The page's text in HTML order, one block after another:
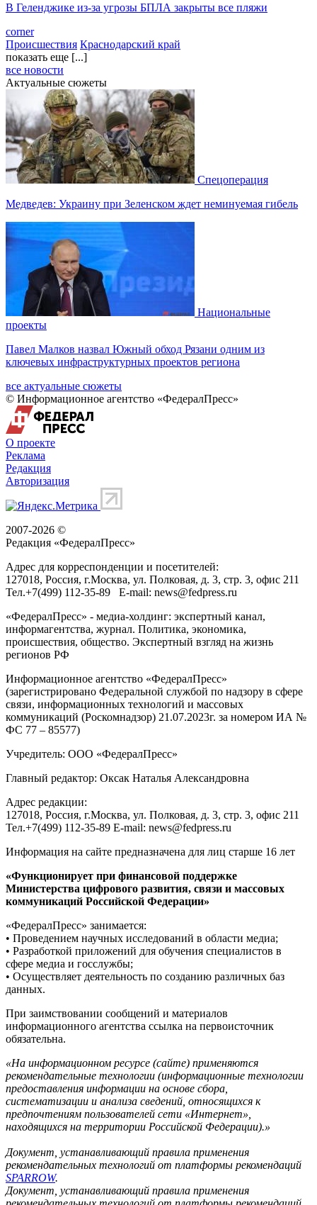
В Геленджике из-за угрозы БПЛА закрыты все пляжи
corner
Происшествия Краснодарский край
показать еще [...]
все новости
Актуальные сюжеты
Спецоперация
Медведев: Украину при Зеленском ждет неминуемая гибель
Национальные
проекты
Павел Малков назвал Южный обход Рязани одним из
ключевых инфраструктурных проектов региона
все актуальные сюжеты
© Информационное агентство «ФедералПресс»
О проекте
Реклама
Редакция
Авторизация
2007-2026 ©
Редакция «ФедералПресс»
Адрес для корреспонденции и посетителей:
127018, Россия, г.Москва, ул. Полковая, д. 3, стр. 3, офис 211
Тел.+7(499) 112-35-89 E-mail: news@fedpress.ru
«ФедералПресс» - медиа-холдинг: экспертный канал,
информагентства, журнал. Политика, экономика,
происшествия, общество. Экспертный взгляд на жизнь
регионов РФ
Информационное агентство «ФедералПресс»
(зарегистрировано Федеральной службой по надзору в сфере
связи, информационных технологий и массовых
коммуникаций (Роскомнадзор) 21.07.2023г. за номером ИА №
ФС 77 – 85577)
Учредитель: ООО «ФедералПресс»
Главный редактор: Оксак Наталья Александровна
Адрес редакции:
127018, Россия, г.Москва, ул. Полковая, д. 3, стр. 3, офис 211
Тел.+7(499) 112-35-89 E-mail: news@fedpress.ru
Информация на сайте предназначена для лиц старше 16 лет
«Функционирует при финансовой поддержке
Министерства цифрового развития, связи и массовых
коммуникаций Российской Федерации»
«ФедералПресс» занимается:
• Проведением научных исследований в области медиа;
• Разработкой приложений для обучения специалистов в
сфере медиа и госслужбы;
• Осуществляет деятельность по созданию различных баз
данных.
При заимствовании сообщений и материалов
информационного агентства ссылка на первоисточник
обязательна.
«На информационном ресурсе (сайте) применяются
рекомендательные технологии (информационные технологии
предоставления информации на основе сбора,
систематизации и анализа сведений, относящихся к
предпочтениям пользователей сети «Интернет»,
находящихся на территории Российской Федерации).»
Документ, устанавливающий правила применения
рекомендательных технологий от платформы рекомендаций
SPARROW.
Документ, устанавливающий правила применения